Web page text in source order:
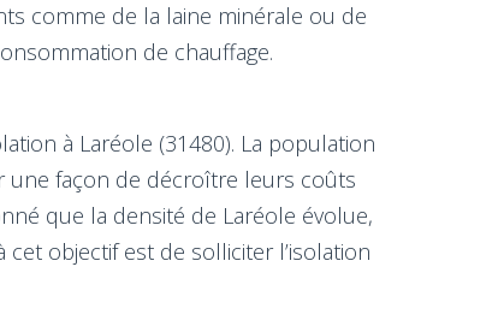
comme de la laine minérale ou de
de chauffage.
à Laréole (31480). La population
une façon de décroître leurs coûts
que la densité de Laréole évolue,
objectif est de solliciter l’isolation